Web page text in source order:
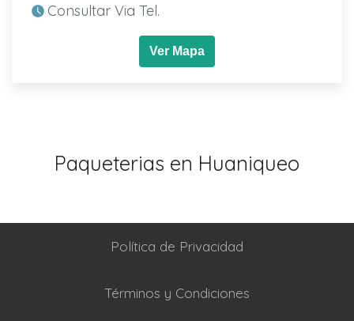
Consultar Via Tel.
Ver Mapa
Paqueterias en Huaniqueo
Política de Privacidad
Términos y Condiciones